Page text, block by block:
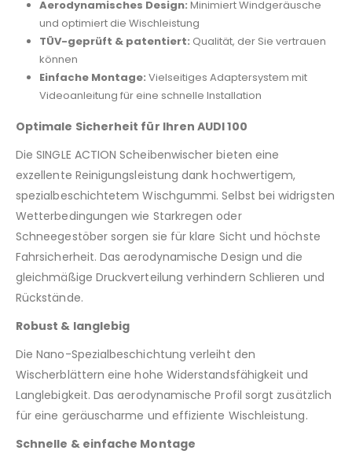
Aerodynamisches Design: Minimiert Windgeräusche
und optimiert die Wischleistung
TÜV-geprüft & patentiert: Qualität, der Sie vertrauen
können
Einfache Montage: Vielseitiges Adaptersystem mit
Videoanleitung für eine schnelle Installation
Optimale Sicherheit für Ihren AUDI 100
Die SINGLE ACTION Scheibenwischer bieten eine
exzellente Reinigungsleistung dank hochwertigem,
spezialbeschichtetem Wischgummi. Selbst bei widrigsten
Wetterbedingungen wie Starkregen oder
Schneegestöber sorgen sie für klare Sicht und höchste
Fahrsicherheit. Das aerodynamische Design und die
gleichmäßige Druckverteilung verhindern Schlieren und
Rückstände.
Robust & langlebig
Die Nano-Spezialbeschichtung verleiht den
Wischerblättern eine hohe Widerstandsfähigkeit und
Langlebigkeit. Das aerodynamische Profil sorgt zusätzlich
für eine geräuscharme und effiziente Wischleistung.
Schnelle & einfache Montage